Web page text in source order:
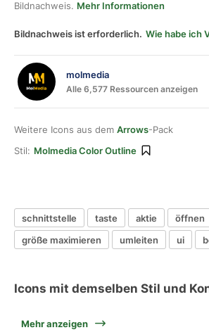
Bildnachweis. Mehr Informationen
Bildnachweis ist erforderlich. Wie habe ich
molmedia
Alle 6,577 Ressourcen anzeigen
Weitere Icons aus dem Arrows-Pack
Stil: Molmedia Color Outline
schnittstelle taste aktie öffnen
größe maximieren
umleiten ui
Icons mit demselben Stil und
Mehr anzeigen